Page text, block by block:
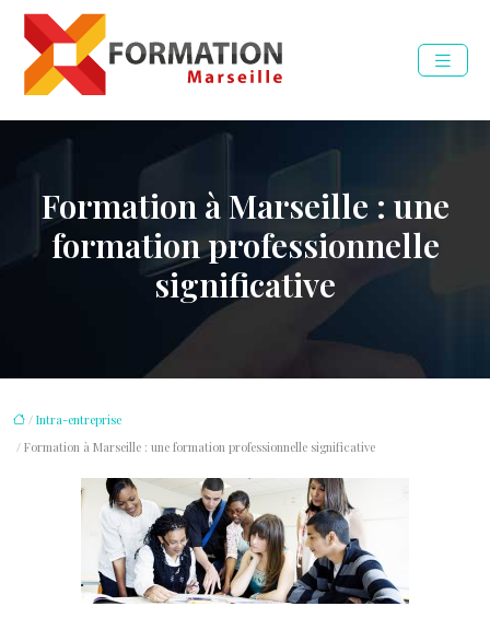
Formation à Marseille : une
formation professionnelle
significative
/ Intra-entreprise
/ Formation à Marseille : une formation professionnelle significative